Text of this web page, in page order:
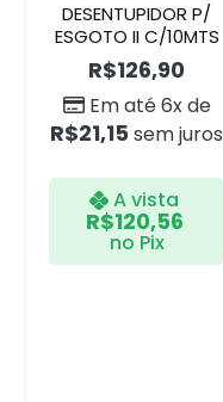
DESENTUPIDOR P/
ESGOTO II C/10MTS
R$126,90
Em até 6x de
R$21,15 sem juros
A vista
R$120,56
no Pix